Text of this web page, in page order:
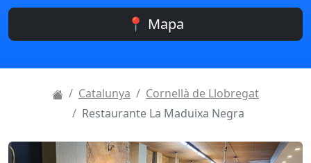
📍 Mapa
Catalunya
Cornellà de Llobregat
Restaurante La Maduixa Negra